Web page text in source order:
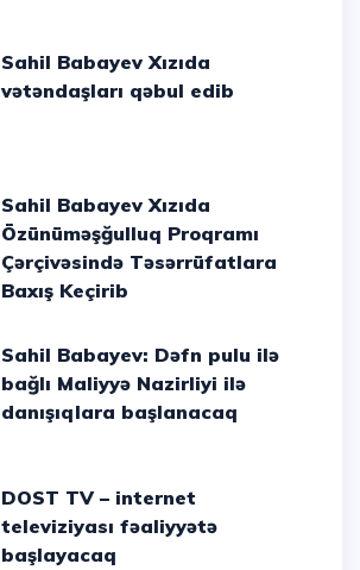
Sahil Babayev Xızıda
vətəndaşları qəbul edib
Sahil Babayev Xızıda
Özünüməşğulluq Proqramı
Çərçivəsində Təsərrüfatlara
Baxış Keçirib
Sahil Babayev: Dəfn pulu ilə
bağlı Maliyyə Nazirliyi ilə
danışıqlara başlanacaq
DOST TV – internet
televiziyası fəaliyyətə
başlayacaq